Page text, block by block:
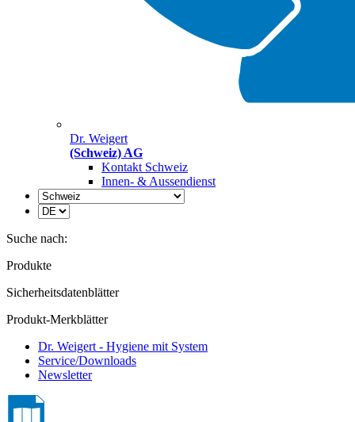
Dr. Weigert
(Schweiz) AG
Kontakt Schweiz
Innen- & Aussendienst
Suche nach:
Produkte
Sicherheitsdatenblätter
Produkt-Merkblätter
Dr. Weigert - Hygiene mit System
Service/Downloads
Newsletter